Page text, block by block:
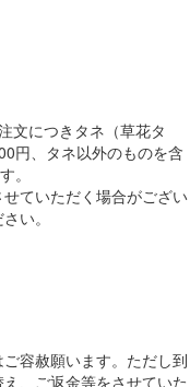
文につきタネ（草花タ
円、タネ以外のものを含
。
ていただく場合がござい
い。
容赦願います。ただし到
、ご返金等をさせていた